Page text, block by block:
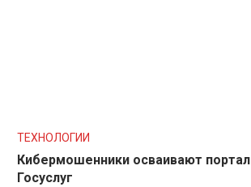
ТЕХНОЛОГИИ
Кибермошенники осваивают портал
Госуслуг